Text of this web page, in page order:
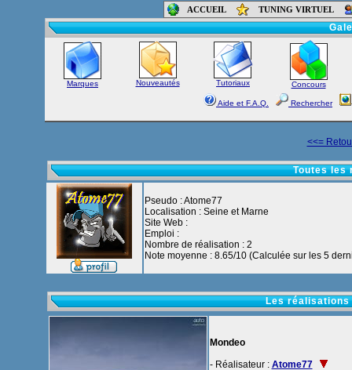
ACCUEIL TUNING VIRTUEL
Accueil-
Marques Nouveautés Tutoriaux Concours
Aide et F.A.Q. Rechercher
<<=
Toutes les
Pseudo : Atome77
Localisation : Seine et Marne
Site Web :
Emploi :
Nombre de réalisation : 2
Note moyenne : 8.65/10 (Calculée sur les 5
Les réalisations
Mondeo
- Réalisateur : Atome77